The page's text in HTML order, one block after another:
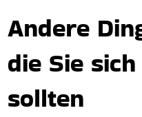
Andere
die Sie
sollten